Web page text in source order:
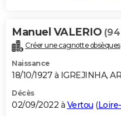
Manuel VALERIO
Créer une cagnotte obsèques
Naissance
18/10/1927 à IGREJINHA,
Décès
02/09/2022 à Vertou (